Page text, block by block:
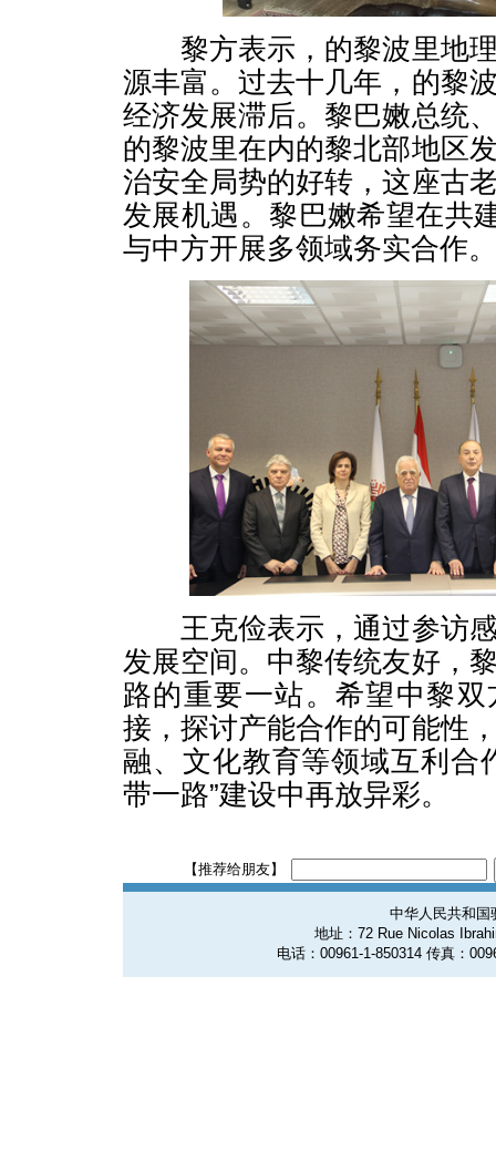
黎方表示，的黎波里地理
源丰富。过去十几年，的黎
经济发展滞后。黎巴嫩总统
的黎波里在内的黎北部地区
治安全局势的好转，这座古
发展机遇。黎巴嫩希望在共
与中方开展多领域务实合作。
王克俭表示，通过参访感
发展空间。中黎传统友好，
路的重要一站。希望中黎
接，探讨产能合作的可能性
融、文化教育等领域互利合
带一路”建设中再放异彩。
【推荐给朋友】
中华人民共和国
地址：72 Rue Nicolas
电话：00961-1-850314 传真：